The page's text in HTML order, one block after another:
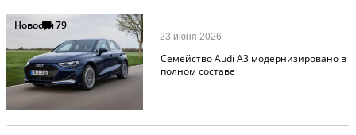
Новости79
Семейство Audi A3 модернизировано в
полном составе
23 июня 2026